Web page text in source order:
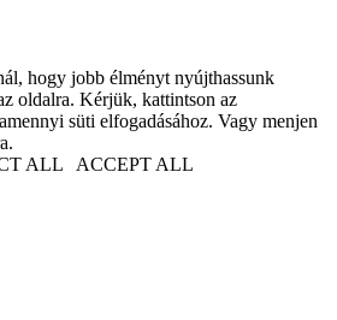
hogy jobb élményt nyújthassunk
oldalra. Kérjük, kattintson az
süti elfogadásához. Vagy menjen
ALL ACCEPT ALL